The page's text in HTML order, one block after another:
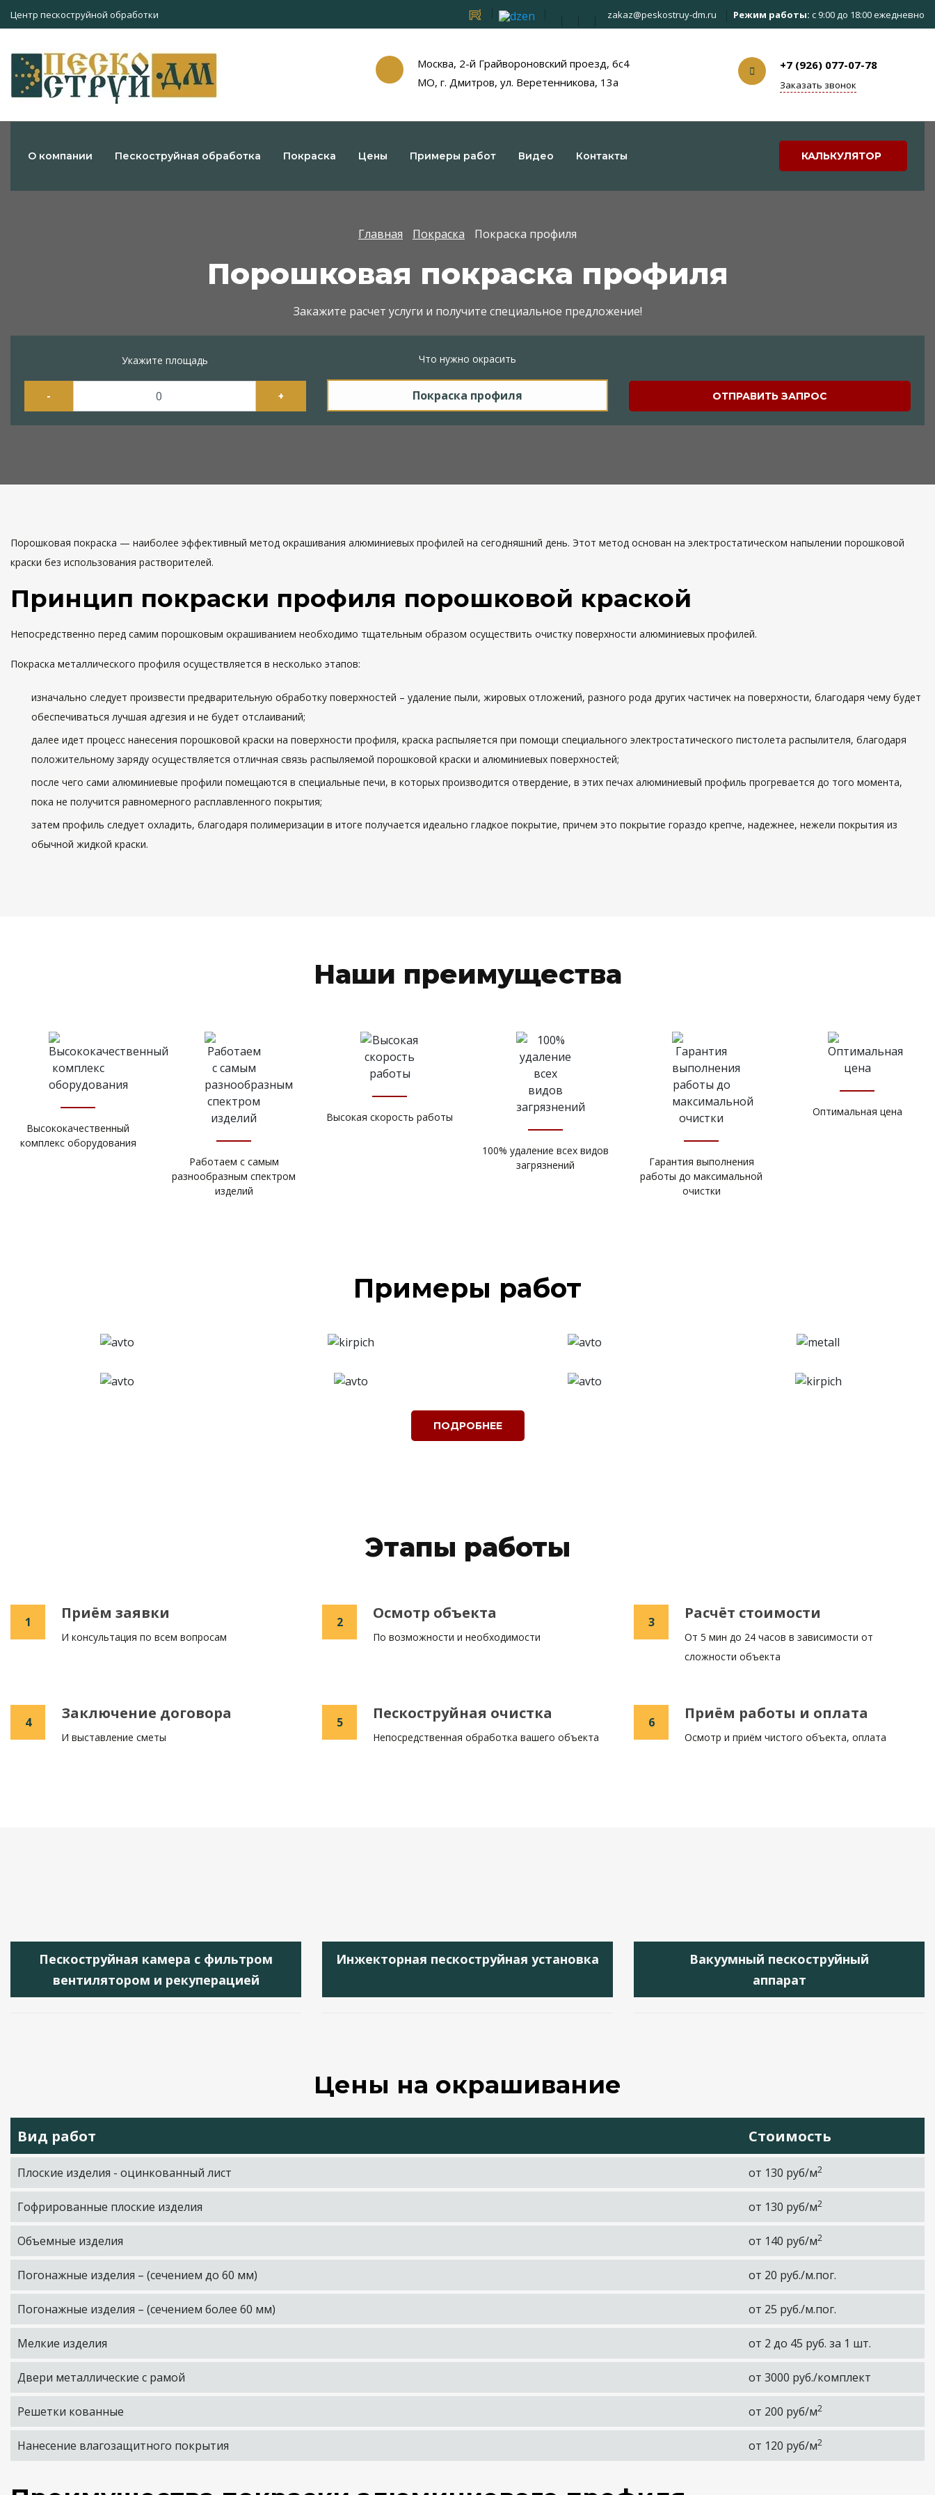
Центр пескоструйной обработки zakaz@peskostruy-dm.ru Режим работы: с 9:00 до 18:00 ежедневно
Москва, 2-й Грайвороновский проезд, 6с4
МО, г. Дмитров, ул. Веретенникова, 13а
+7 (926) 077-07-78
Заказать звонок
О компании Пескоструйная обработка Покраска Цены Примеры работ Видео Контакты КАЛЬКУЛЯТОР
Главная Покраска Покраска профиля
Порошковая покраска профиля
Закажите расчет услуги и получите специальное предложение!
Укажите площадь
- +
Что нужно окрасить
ОТПРАВИТЬ ЗАПРОС
Порошковая покраска — наиболее эффективный метод окрашивания алюминиевых профилей на сегодняшний день. Этот метод основан на электростатическом напылении порошковой
краски без использования растворителей.
Принцип покраски профиля порошковой краской
Непосредственно перед самим порошковым окрашиванием необходимо тщательным образом осуществить очистку поверхности алюминиевых профилей.
Покраска металлического профиля осуществляется в несколько этапов:
изначально следует произвести предварительную обработку поверхностей – удаление пыли, жировых отложений, разного рода других частичек на поверхности, благодаря чему будет
обеспечиваться лучшая адгезия и не будет отслаиваний;
далее идет процесс нанесения порошковой краски на поверхности профиля, краска распыляется при помощи специального электростатического пистолета распылителя, благодаря
положительному заряду осуществляется отличная связь распыляемой порошковой краски и алюминиевых поверхностей;
после чего сами алюминиевые профили помещаются в специальные печи, в которых производится отвердение, в этих печах алюминиевый профиль прогревается до того момента,
пока не получится равномерного расплавленного покрытия;
затем профиль следует охладить, благодаря полимеризации в итоге получается идеально гладкое покрытие, причем это покрытие гораздо крепче, надежнее, нежели покрытия из
обычной жидкой краски.
Наши преимущества
Высококачественный
комплекс оборудования
Работаем с самым
разнообразным спектром
изделий
Высокая скорость работы
100% удаление всех видов
загрязнений
Гарантия выполнения
работы до максимальной
очистки
Оптимальная цена
Примеры работ
ПОДРОБНЕЕ
Этапы работы
1 Приём заявки
И консультация по всем вопросам
2 Осмотр объекта
По возможности и необходимости
3 Расчёт стоимости
От 5 мин до 24 часов в зависимости от
сложности объекта
4 Заключение договора
И выставление сметы
5 Пескоструйная очистка
Непосредственная обработка вашего объекта
6 Приём работы и оплата
Осмотр и приём чистого объекта, оплата
Пескоструйная камера с фильтром
вентилятором и рекуперацией
Инжекторная пескоструйная установка
Вакуумный пескоструйный
аппарат
Цены на окрашивание
Вид работ Стоимость
Плоские изделия - оцинкованный лист от 130 руб/м2
Гофрированные плоские изделия от 130 руб/м2
Объемные изделия от 140 руб/м2
Погонажные изделия – (сечением до 60 мм) от 20 руб./м.пог.
Погонажные изделия – (сечением более 60 мм) от 25 руб./м.пог.
Мелкие изделия от 2 до 45 руб. за 1 шт.
Двери металлические с рамой от 3000 руб./комплект
Решетки кованные от 200 руб/м2
Нанесение влагозащитного покрытия от 120 руб/м2